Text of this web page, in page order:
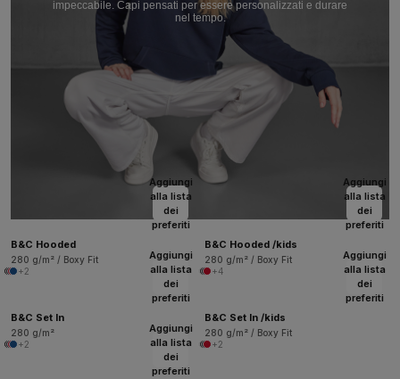
impeccabile. Capi pensati per essere personalizzati e durare
nel tempo.
Aggiungi
alla lista
dei
preferiti
B&C Hooded
280 g/m² / Boxy Fit
+2
Aggiungi
alla lista
dei
preferiti
B&C Hooded /kids
280 g/m² / Boxy Fit
+4
Aggiungi
alla lista
dei
preferiti
B&C Set In
280 g/m²
+2
Aggiungi
alla lista
dei
preferiti
B&C Set In /kids
280 g/m² / Boxy Fit
+2
Aggiungi
alla lista
dei
preferiti